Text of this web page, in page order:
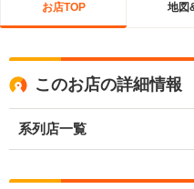
お店TOP 地図
このお店の詳細情報
系列店一覧